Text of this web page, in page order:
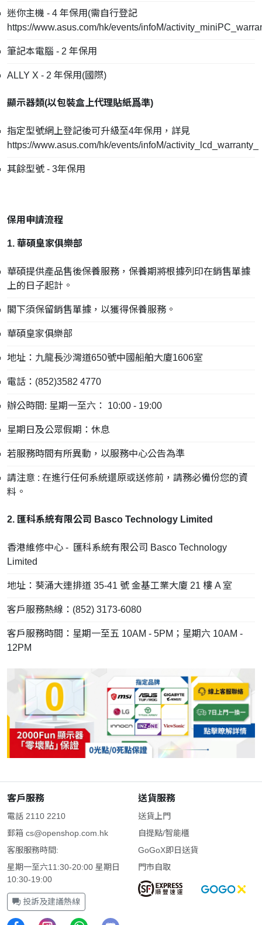
迷你主機 - 4 年保用(需自行登記
https://www.asus.com/hk/events/infoM/
筆記本電腦 - 2 年保用
ALLY X - 2 年保用(國際)
顯示器類(以包裝盒上代理貼紙爲準)
指定型號網上登記後可升級至4年保用，詳見
https://www.asus.com/hk/events/infoM/activity_lcd_warranty_
其餘型號 - 3年保用
保用申請流程
1. 華碩皇家俱樂部
華碩提供產品售後保養服務，保養期將根據列印在銷售單據
上的日子起計。
閣下須保留銷售單據，以獲得保養服務。
華碩皇家俱樂部
地址：九龍長沙灣道650號中國船舶大廈1606室
電話：(852)3582 4770
辦公時間: 星期一至六： 10:00 - 19:00
星期日及公眾假期：休息
若服務時間有所異動，以服務中心公告為準
請注意 : 在進行任何系統還原或送修前，請務必備份您的資
料。
2. 匯科系統有限公司 Basco Technology Limited
香港維修中心 - 匯科系統有限公司 Basco Technology
Limited
地址：葵涌大連排道 35-41 號 金基工業大廈 21 樓 A 室
客戶服務熱線：(852) 3173-6080
客戶服務時間：星期一至五 10AM - 5PM；星期六 10AM -
12PM
客戶服務
電話 2110 2210
郵箱 cs@openshop.com.hk
客服服務時間:
星期一至六11:30-20:00 星期日
10:30-19:00
投訴及建議熱線
送貨服務
送貨上門
自提點/智能櫃
GoGoX即日送貨
門市自取